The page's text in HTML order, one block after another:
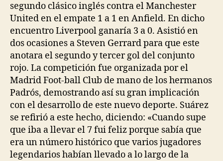
segundo clásico inglés contra el Manchester
United en el empate 1 a 1 en Anfield. En dicho
encuentro Liverpool ganaría 3 a 0. Asistió en
dos ocasiones a Steven Gerrard para que este
anotara el segundo y tercer gol del conjunto
rojo. La competición fue organizada por el
Madrid Foot-ball Club de mano de los hermanos
Padrós, demostrando así su gran implicación
con el desarrollo de este nuevo deporte. Suárez
se refirió a este hecho, diciendo: «Cuando supe
que iba a llevar el 7 fui feliz porque sabía que
era un número histórico que varios jugadores
legendarios habían llevado a lo largo de la